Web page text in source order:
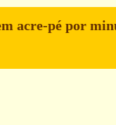
acre-pé por